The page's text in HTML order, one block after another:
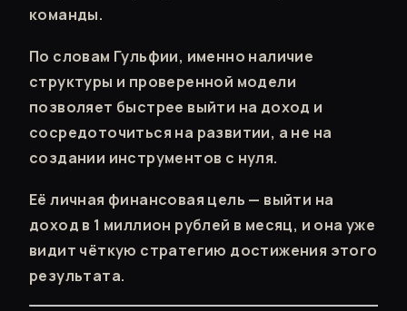
команды.
По словам Гульфии, именно наличие
структуры и проверенной модели
позволяет быстрее выйти на доход и
сосредоточиться на развитии, а не на
создании инструментов с нуля.
Её личная финансовая цель — выйти на
доход в 1 миллион рублей в месяц, и она уже
видит чёткую стратегию достижения этого
результата.